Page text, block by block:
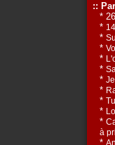
::
*
*
*
*
*
*
*
*
*
*
*
à
*